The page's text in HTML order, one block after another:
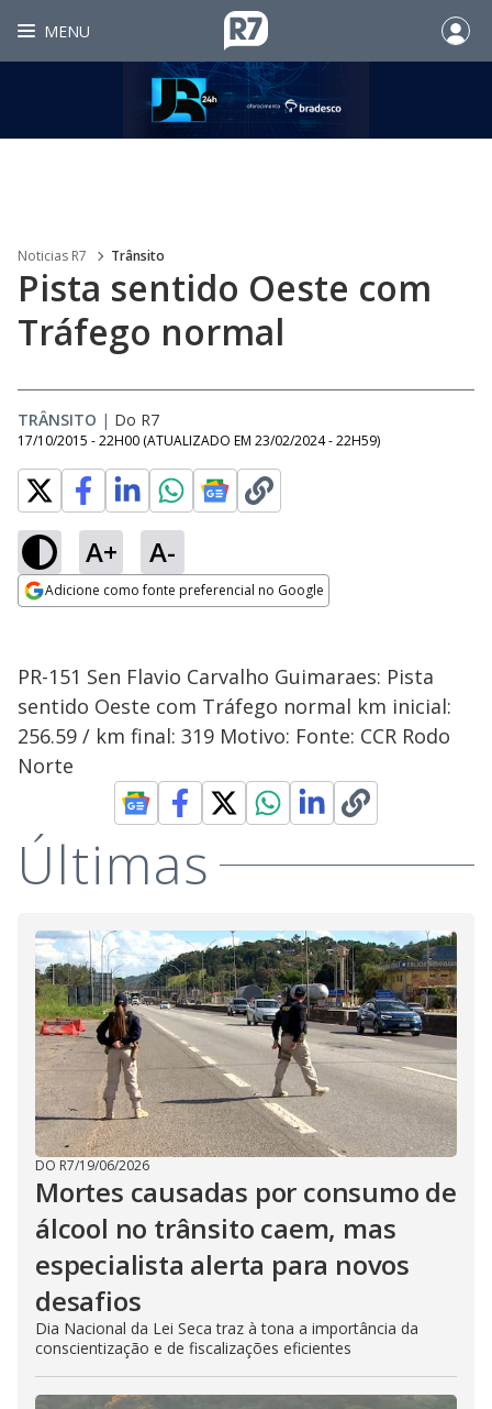
MENU
Noticias R7 Trânsito
Pista sentido Oeste com
Tráfego normal
TRÂNSITO | Do R7
17/10/2015 - 22H00 (ATUALIZADO EM 23/02/2024 - 22H59)
A+ A-
Adicione como fonte preferencial no Google
PR-151 Sen Flavio Carvalho Guimaraes: Pista
sentido Oeste com Tráfego normal km inicial:
256.59 / km final: 319 Motivo: Fonte: CCR Rodo
Norte
Últimas
DO R7/19/06/2026
Mortes causadas por consumo de
álcool no trânsito caem, mas
especialista alerta para novos
desafios
Dia Nacional da Lei Seca traz à tona a importância da
conscientização e de fiscalizações eficientes